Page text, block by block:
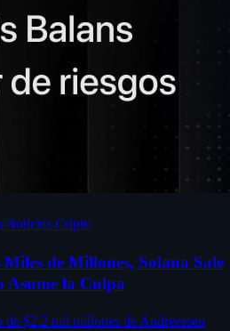
|Noticias Cripto
de Millones, Solana Sale
Asume la Culpa
$2.2 mil millones de Andreessen